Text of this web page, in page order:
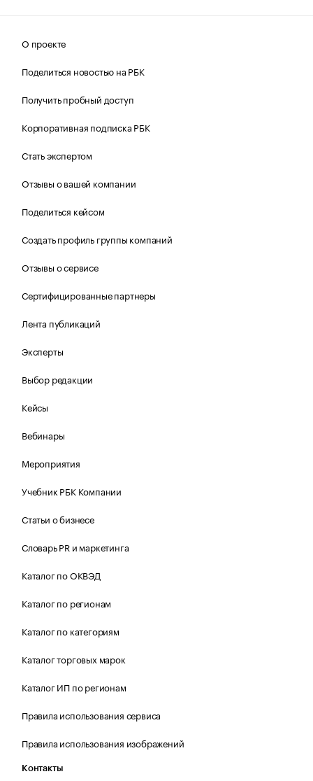
О проекте
Поделиться новостью на РБК
Получить пробный доступ
Корпоративная подписка РБК
Стать экспертом
Отзывы о вашей компании
Поделиться кейсом
Создать профиль группы компаний
Отзывы о сервисе
Сертифицированные партнеры
Лента публикаций
Эксперты
Выбор редакции
Кейсы
Вебинары
Мероприятия
Учебник РБК Компании
Статьи о бизнесе
Словарь PR и маркетинга
Каталог по ОКВЭД
Каталог по регионам
Каталог по категориям
Каталог торговых марок
Каталог ИП по регионам
Правила использования сервиса
Правила использования изображений
Контакты